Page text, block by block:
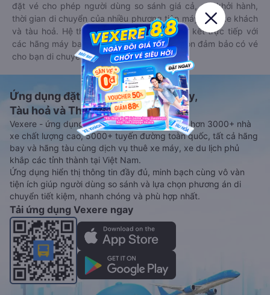
đặt vé cho phép người dùng so sánh giá cả, giờ khởi hành,
thời gian di chuyển của nhiều phương tiện máy bay, xe khách
và tàu hoả. Hệ thống của Goyolo được liên kết trực tiếp với
các hãng máy bay, xe khách và tàu hoả, luôn đảm bảo có vé
cho bạn di chuyển.
Ứng dụng đặt vé Xe khách, Máy bay,
Tàu hoả và Thuê xe
Vexere - ứng dụng đặt vé đa phương tiện với hơn 3000+ nhà
xe chất lượng cao, 5000+ tuyến đường toàn quốc, tất cả hãng
bay và hãng tàu cùng dịch vụ thuê xe máy, xe du lịch phủ
khắp các tỉnh thành tại Việt Nam.
Ứng dụng hiển thị thông tin đầy đủ, minh bạch cùng vô vàn
tiện ích giúp người dùng so sánh và lựa chọn phương án di
chuyển tiết kiệm, nhanh chóng và phù hợp nhất.
Tải ứng dụng Vexere ngay